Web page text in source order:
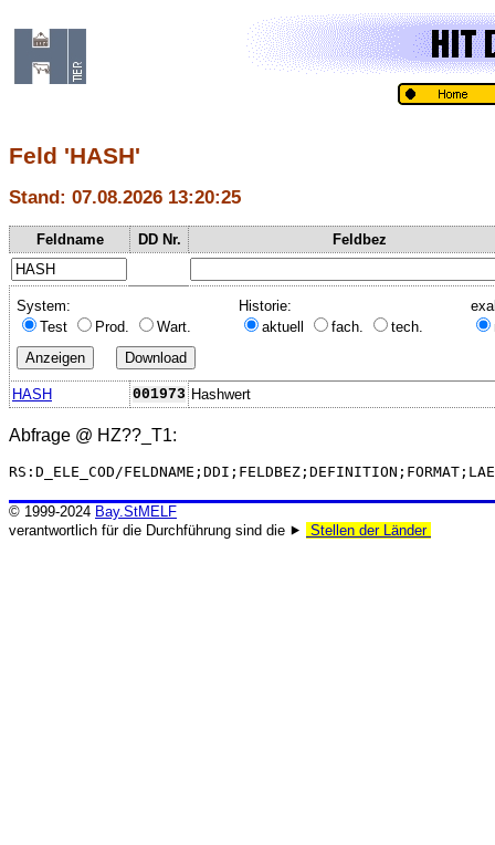
Feld 'HASH'
Stand: 07.08.2026 13:20:25
Feldname DD Nr. Feldbez
System:
Test
Prod. Wart.
Historie:
aktuell
fach. tech.
HASH 001973 Hashwert
Abfrage @ HZ??_T1:
RS:D_ELE_COD/
© 1999-2024 Bay.StMELF
verantwortlich für die Durchführung sind die ⯈
Stellen der Länder